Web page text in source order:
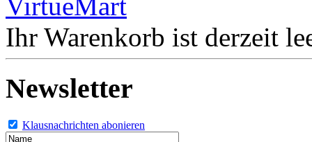
Ihr Warenkorb ist derzeit
Newsletter
Klausnachrichten abonieren